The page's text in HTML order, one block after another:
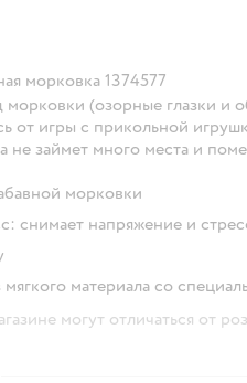
морковка 1374577
(озорные глазки и
от игры с прикольной
не займет много места и
морковки
снимает напряжение и
материала со
могут отличаться от